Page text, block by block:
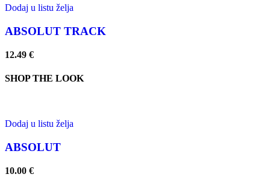
Dodaj u listu želja
ABSOLUT TRACK
12.49 €
SHOP THE LOOK
Dodaj u listu želja
ABSOLUT
10.00 €